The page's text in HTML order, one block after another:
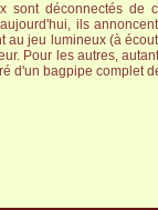
sont déconnectés de
ils
au jeu lumineux (à
Pour les autres,
d'un bagpipe complet